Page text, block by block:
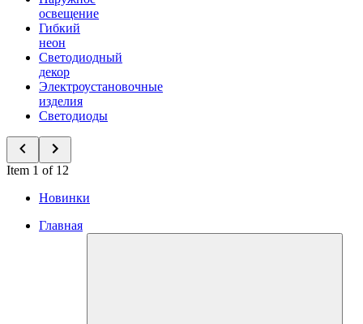
освещение
Гибкий
неон
Светодиодный
декор
Электроустановочные
изделия
Светодиоды
Item 1 of 12
Новинки
Главная